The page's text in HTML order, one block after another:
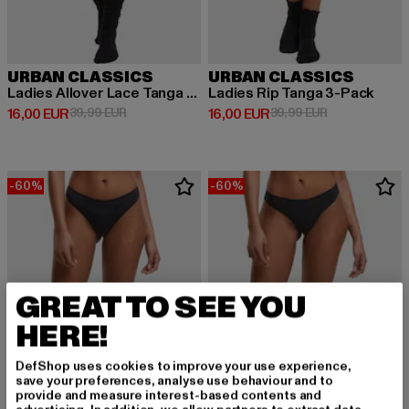
URBAN CLASSICS
Ladies Allover Lace Tanga 2-Pack
16,00 EUR
Derzeitiger Preis: 16,00 EUR
39,99 EURAktionspreis: 39,99 EUR
URBAN CLASSICS
Ladies Rip Tanga 3-Pack
16,00 EUR
Derzeitiger Preis: 16,00 EUR
39,99 EURAktionspreis:
-60% -60%
GREAT TO SEE YOU
HERE!
DefShop uses cookies to improve your use experience,
save your preferences, analyse use behaviour and to
provide and measure interest-based contents and